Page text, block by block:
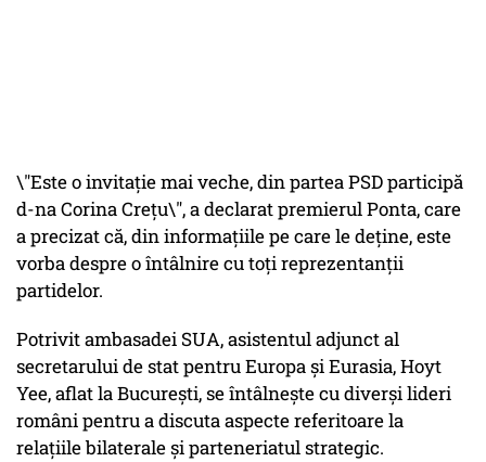
\"Este o invitație mai veche, din partea PSD participă
d-na Corina Crețu\", a declarat premierul Ponta, care
a precizat că, din informațiile pe care le deține, este
vorba despre o întâlnire cu toți reprezentanții
partidelor.
Potrivit ambasadei SUA, asistentul adjunct al
secretarului de stat pentru Europa şi Eurasia, Hoyt
Yee, aflat la Bucureşti, se întâlneşte cu diverşi lideri
români pentru a discuta aspecte referitoare la
relaţiile bilaterale şi parteneriatul strategic.